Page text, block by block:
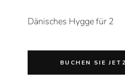
Dänisches Hygge für 2